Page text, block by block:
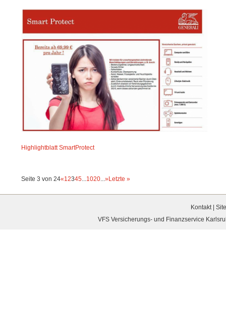
Highlightblatt SmartProtect
Seite 3 von 24«12345...1020...»Letzte »
Kontakt|
VFS Versicherungs- und Finanzservice